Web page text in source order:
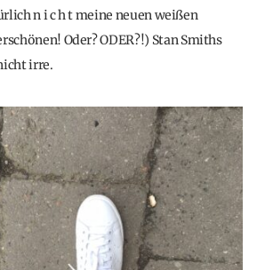
n i c h t meine neuen weißen
Oder? ODER?!) Stan Smiths
irre.